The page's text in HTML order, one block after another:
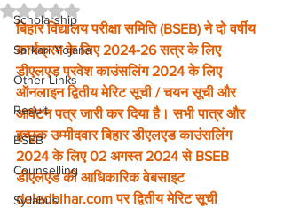
Scholarship
Sarkari Yojana
Other Links
Result
BSEB
Counselling
Syllabus
Rated NaN out of 5 stars.
बिहार विद्यालय परीक्षा समिति (BSEB) ने दो वर्षीय
कार्यक्रम के लिए 2024-26 सत्र के लिए
डीएलएड प्रवेश काउंसलिंग 2024 के लिए
ऑनलाइन द्वितीय मेरिट सूची / चयन सूची और
आवंटन पत्र जारी कर दिया है। सभी पात्र और
इच्छुक उम्मीदवार बिहार डीएलएड काउंसलिंग
2024 के लिए 02 अगस्त 2024 से BSEB
डीएलएड की आधिकारिक वेबसाइट
deledbihar.com पर द्वितीय मेरिट सूची